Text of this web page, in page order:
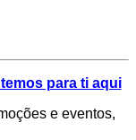
para ti aqui
e eventos,